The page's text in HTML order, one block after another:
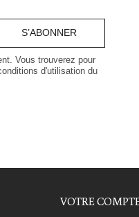
Vous trouverez pour
d'utilisation du
VOTRE